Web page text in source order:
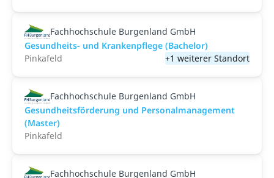
Fachhochschule Burgenland GmbH
Gesundheits- und Krankenpflege (Bachelor)
Pinkafeld
+1 weiterer Standort
Fachhochschule Burgenland GmbH
Gesundheitsförderung und Personalmanagement
(Master)
Pinkafeld
Fachhochschule Burgenland GmbH